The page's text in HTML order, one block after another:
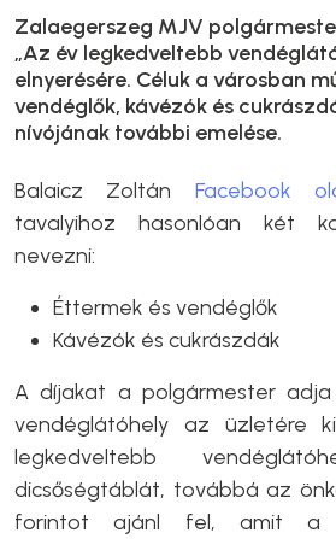
Zalaegerszeg MJV
„Az év legkedveltebb
elnyerésére. Céluk a városban
vendéglők, kávézók és
nívójának további emelése.
Balaicz Zoltán Facebook
tavalyihoz hasonlóan két
nevezni:
Éttermek és vendéglők
Kávézók és cukrászdák
A díjakat a polgármester
vendéglátóhely az üzletére
legkedveltebb
dicsőségtáblát, továbbá az
forintot ajánl fel, amit a